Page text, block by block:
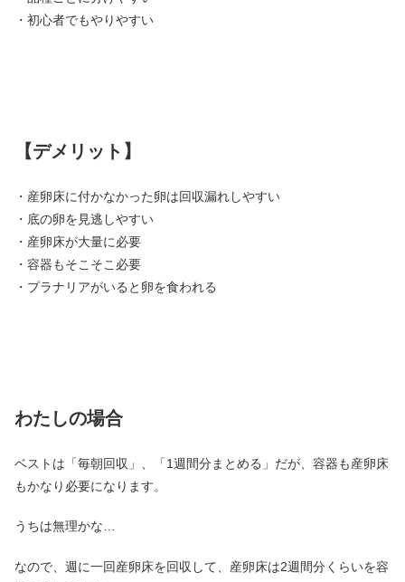
・初心者でもやりやすい
【デメリット】
・産卵床に付かなかった卵は回収漏れしやすい
・底の卵を見逃しやすい
・産卵床が大量に必要
・容器もそこそこ必要
・プラナリアがいると卵を食われる
わたしの場合
ベストは「毎朝回収」、「1週間分まとめる」だが、容器も産卵床
もかなり必要になります。
うちは無理かな…
なので、週に一回産卵床を回収して、産卵床は2週間分くらいを容